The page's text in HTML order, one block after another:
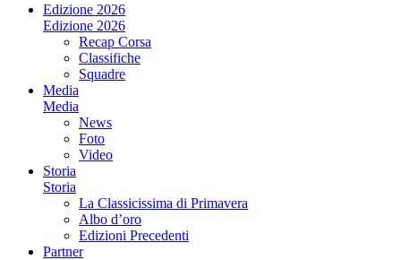
Edizione 2026
Edizione 2026
Recap Corsa
Classifiche
Squadre
Media
Media
News
Foto
Video
Storia
Storia
La Classicissima di Primavera
Albo d’oro
Edizioni Precedenti
Partner